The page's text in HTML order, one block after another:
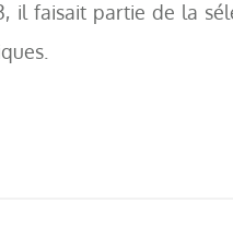
il faisait partie de la